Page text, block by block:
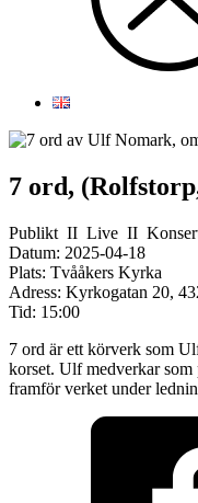
7 ord,
Publikt II Live II
Datum: 2025-04-18
Plats: Tvååkers Kyrka
Adress: Kyrkogatan 20,
Tid: 15:00
7 ord är ett körverk som
korset. Ulf medverkar som
framför verket under